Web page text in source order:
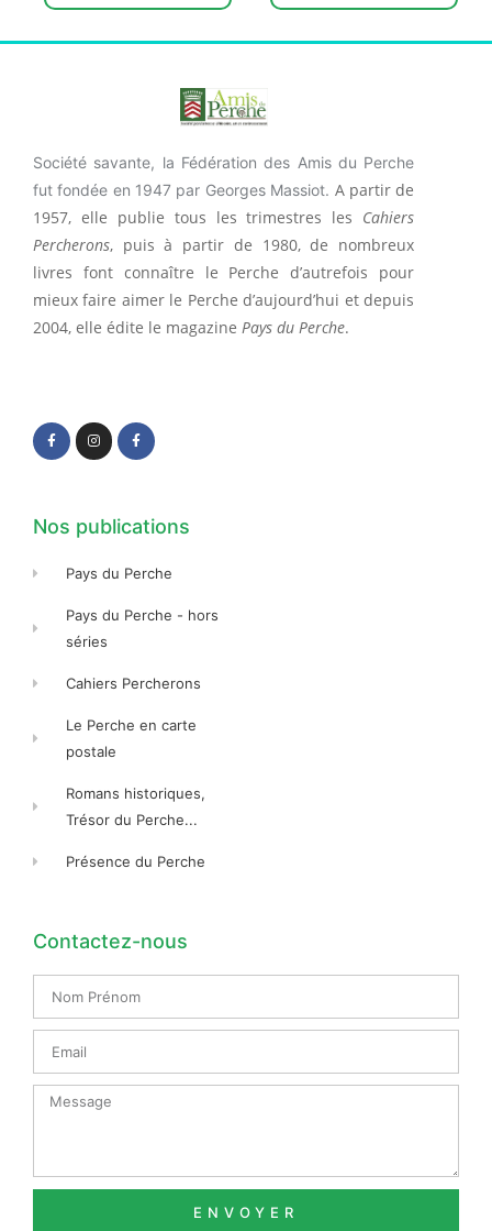
Société savante, la Fédération des Amis du Perche
fut fondée en 1947 par Georges Massiot. A partir de
1957, elle publie tous les trimestres les Cahiers
Percherons, puis à partir de 1980, de nombreux
livres font connaître le Perche d’autrefois pour
mieux faire aimer le Perche d’aujourd’hui et depuis
2004, elle édite le magazine Pays du Perche.
c
e
b
o
s
t
a
g
c
e
b
o
Nos publications
Pays du Perche
Pays du Perche - hors
séries
Cahiers Percherons
Le Perche en carte
postale
Romans historiques,
Trésor du Perche...
Présence du Perche
Contactez-nous
Prénom
Message
ENVOYER